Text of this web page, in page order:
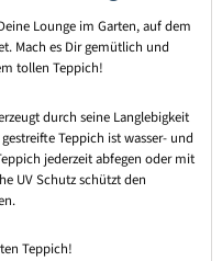
Lounge im Garten, auf dem
Mach es Dir gemütlich und
tollen Teppich!
durch seine Langlebigkeit
Teppich ist wasser- und
jederzeit abfegen oder mit
UV Schutz schützt den
Teppich!